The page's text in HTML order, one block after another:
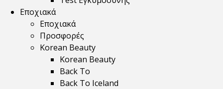
Εποχιακά
Εποχιακά
Προσφορές
Korean Beauty
Korean Beauty
Back To
Back To Iceland